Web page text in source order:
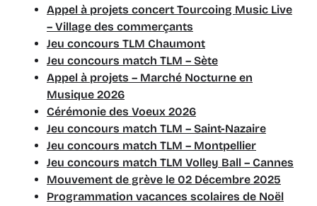
Appel à projets concert Tourcoing Music Live
– Village des commerçants
Jeu concours TLM Chaumont
Jeu concours match TLM – Sète
Appel à projets – Marché Nocturne en
Musique 2026
Cérémonie des Voeux 2026
Jeu concours match TLM – Saint-Nazaire
Jeu concours match TLM – Montpellier
Jeu concours match TLM Volley Ball – Cannes
Mouvement de grève le 02 Décembre 2025
Programmation vacances scolaires de Noël